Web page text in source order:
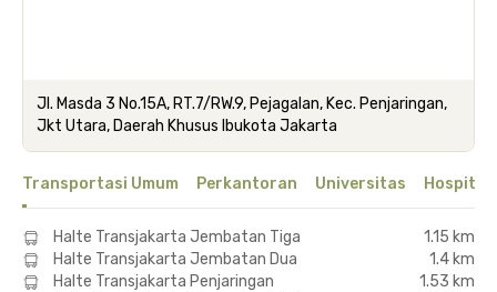
Jl. Masda 3 No.15A, RT.7/RW.9, Pejagalan, Kec. Penjaringan,
Jkt Utara, Daerah Khusus Ibukota Jakarta
Transportasi Umum Perkantoran Universitas Hospital
Halte Transjakarta Jembatan Tiga
1.15 km
Halte Transjakarta Jembatan Dua
1.4 km
Halte Transjakarta Penjaringan
1.53 km